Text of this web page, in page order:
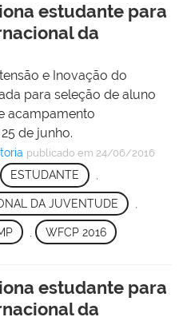
estudante para
da
e Inovação do
para seleção de aluno
acampamento
de junho.
publicado em 24/06/2016
ESTUDANTE ,
DA JUVENTUDE
WFCP 2016
estudante para
da